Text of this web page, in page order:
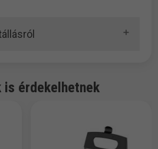
is érdekelhetnek